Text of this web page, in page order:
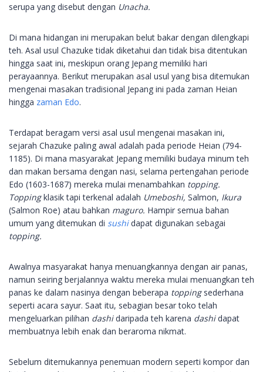
serupa yang disebut dengan Unacha.
Di mana hidangan ini merupakan belut bakar dengan dilengkapi
teh. Asal usul Chazuke tidak diketahui dan tidak bisa ditentukan
hingga saat ini, meskipun orang Jepang memiliki hari
perayaannya. Berikut merupakan asal usul yang bisa ditemukan
mengenai masakan tradisional Jepang ini pada zaman Heian
hingga zaman Edo.
Terdapat beragam versi asal usul mengenai masakan ini,
sejarah Chazuke paling awal adalah pada periode Heian (794-
1185). Di mana masyarakat Jepang memiliki budaya minum teh
dan makan bersama dengan nasi, selama pertengahan periode
Edo (1603-1687) mereka mulai menambahkan topping.
Toppingklasik tapi terkenal adalah Umeboshi, Salmon, Ikura
(Salmon Roe) atau bahkan maguro. Hampir semua bahan
umum yang ditemukan di sushidapat digunakan sebagai
topping.
Awalnya masyarakat hanya menuangkannya dengan air panas,
namun seiring berjalannya waktu mereka mulai menuangkan teh
panas ke dalam nasinya dengan beberapa topping sederhana
seperti acara sayur. Saat itu, sebagian besar toko telah
mengeluarkan pilihan dashidaripada teh karena dashidapat
membuatnya lebih enak dan beraroma nikmat.
Sebelum ditemukannya penemuan modern seperti kompor dan